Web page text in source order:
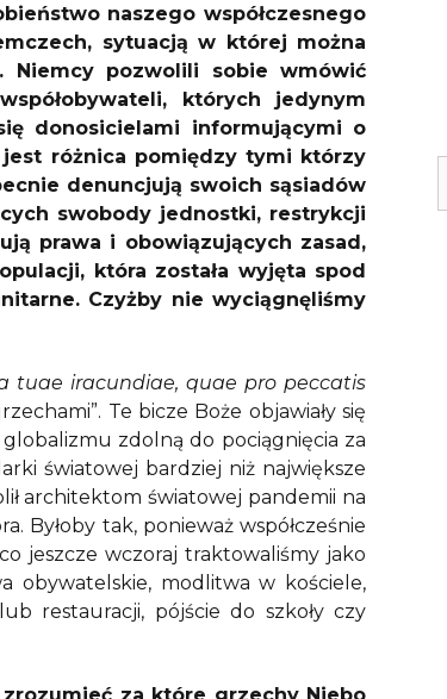
naszego współczesnego
sytuacją w której można
Niemcy pozwolili sobie wmówić
których jedynym
donosicielami informującymi o
różnica pomiędzy tymi którzy
denuncjują swoich sąsiadów
swobody jednostki, restrykcji
prawa i obowiązujących zasad,
która została wyjęta spod
Czyżby nie wyciągnęliśmy
tuae iracundiae, quae pro peccatis
Te bicze Boże objawiały się
zdolną do pociągnięcia za
światowej bardziej niż największe
architektom światowej pandemii na
Byłoby tak, ponieważ współcześnie
jeszcze wczoraj traktowaliśmy jako
obywatelskie, modlitwa w kościele,
restauracji, pójście do szkoły czy